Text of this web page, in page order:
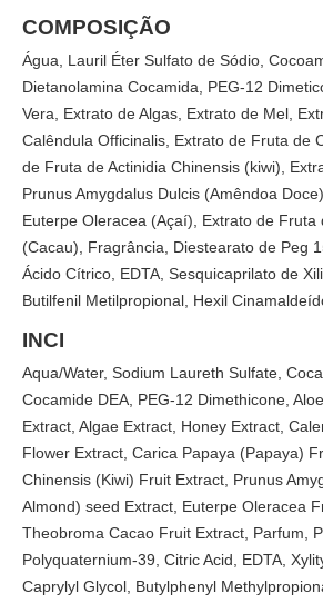
COMPOSIÇÃO
Água, Lauril Éter Sulfato de Sódio,
Dietanolamina Cocamida, PEG-12
Vera, Extrato de Algas, Extrato de Mel,
Calêndula Officinalis, Extrato de Fruta de
de Fruta de Actinidia Chinensis (kiwi),
Prunus Amygdalus Dulcis (Amêndoa
Euterpe Oleracea (Açaí), Extrato de Fruta
(Cacau), Fragrância, Diestearato de Peg
Ácido Cítrico, EDTA, Sesquicaprilato de
Butilfenil Metilpropional, Hexil
INCI
Aqua/Water, Sodium Laureth Sulfate,
Cocamide DEA, PEG-12 Dimethicone,
Extract, Algae Extract, Honey Extract,
Flower Extract, Carica Papaya (Papaya)
Chinensis (Kiwi) Fruit Extract, Prunus
Almond) seed Extract, Euterpe Oleracea
Theobroma Cacao Fruit Extract, Parfum,
Polyquaternium-39, Citric Acid, EDTA,
Caprylyl Glycol, Butylphenyl